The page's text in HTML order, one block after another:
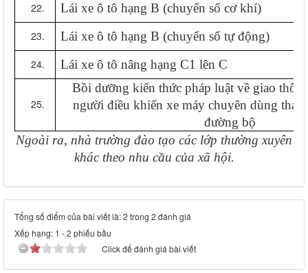
Lái xe ô tô hạng B (chuyển số cơ khí)
Lái xe ô tô hạng B (chuyển số tự động)
Lái xe ô tô nâng hạng C1 lên C
Bồi dưỡng kiến thức pháp luật về giao
người điều khiển xe máy chuyên dùng
đường bộ
Ngoài ra, nhà trường đào tạo các lớp thường xuyên
khác theo nhu cầu của xã hội.
Tổng số điểm của bài viết là: 2 trong 2 đánh giá
Xếp hạng: 1 -2 phiếu bầu
Click để đánh giá bài viết